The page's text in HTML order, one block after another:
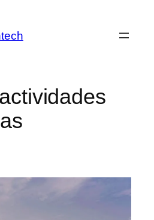
actividades